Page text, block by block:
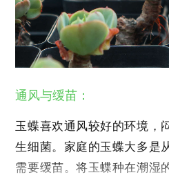
通风与缓苗：
玉蝶喜欢通风较好的环境，
生细菌。家庭的玉蝶大多是
需要缓苗。将玉蝶种在潮湿